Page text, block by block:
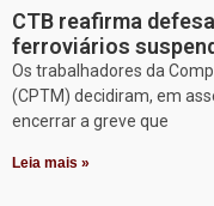
CTB reafirma
ferroviários
Os trabalhadores da
(CPTM) decidiram, em
encerrar a greve que
Leia mais »